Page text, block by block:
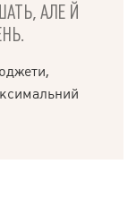
АЛЕ Й
захищені.